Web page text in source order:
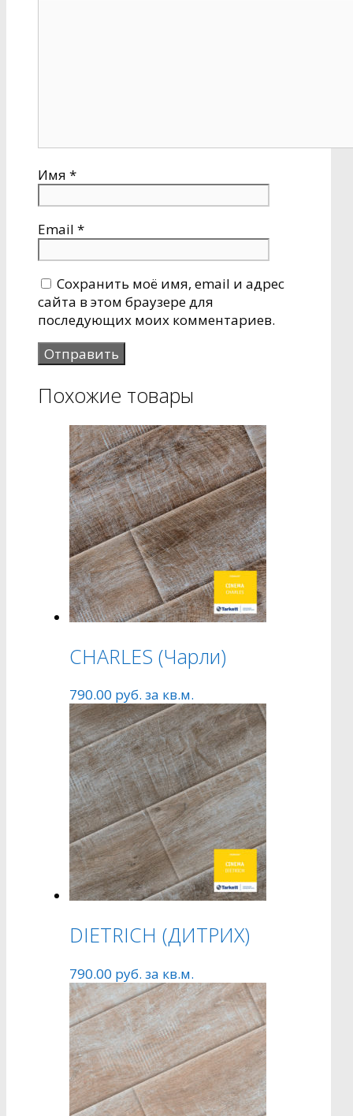
Имя *
Email *
Сохранить моё имя, email и адрес
сайта в этом браузере для
последующих моих комментариев.
Похожие товары
CHARLES (Чарли)
790.00 руб. за кв.м.
DIETRICH (ДИТРИХ)
790.00 руб. за кв.м.